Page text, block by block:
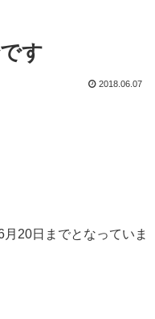
す
2018.06.07
20日までとなっていま